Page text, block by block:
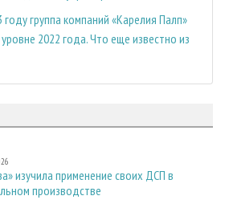
году группа компаний «Карелия Палп»
2022 года. Что еще известно из
изучила применение своих ДСП в
производстве